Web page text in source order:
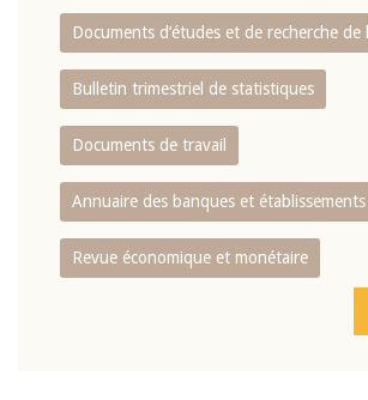
Documents d’études et de recherche de
Bulletin trimestriel de statistiques
Documents de travail
Annuaire des banques et
Revue économique et monétaire